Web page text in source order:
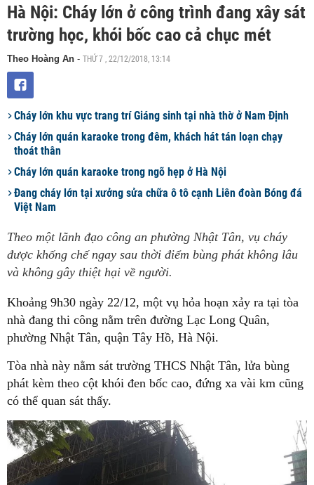
Hà Nội: Cháy lớn ở công trình đang xây sát
trường học, khói bốc cao cả chục mét
Theo Hoàng An - THỨ 7 , 22/12/2018, 13:14
Cháy lớn khu vực trang trí Giáng sinh tại nhà thờ ở Nam Định
Cháy lớn quán karaoke trong đêm, khách hát tán loạn chạy
thoát thân
Cháy lớn quán karaoke trong ngõ hẹp ở Hà Nội
Đang cháy lớn tại xưởng sửa chữa ô tô cạnh Liên đoàn Bóng đá
Việt Nam
Theo một lãnh đạo công an phường Nhật Tân, vụ cháy
được khống chế ngay sau thời điểm bùng phát không lâu
và không gây thiệt hại về người.
Khoảng 9h30 ngày 22/12, một vụ hỏa hoạn xảy ra tại tòa
nhà đang thi công nằm trên đường Lạc Long Quân,
phường Nhật Tân, quận Tây Hồ, Hà Nội.
Tòa nhà này nằm sát trường THCS Nhật Tân, lửa bùng
phát kèm theo cột khói đen bốc cao, đứng xa vài km cũng
có thể quan sát thấy.